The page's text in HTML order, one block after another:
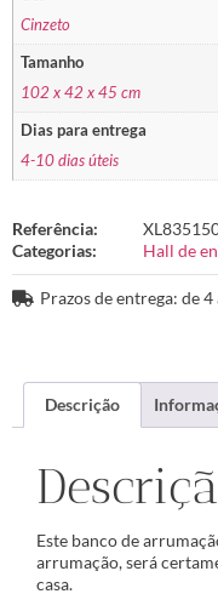
Cinzeto
Tamanho
102 x 42 x 45 cm
Dias para entrega
4-10 dias úteis
Referência:
Categorias:
Hall de
Prazos de entrega: de
Descrição
Este banco de
arrumação, será
casa.